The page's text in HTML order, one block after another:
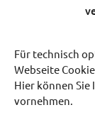
Für technisch
Webseite
Hier können
vornehmen.